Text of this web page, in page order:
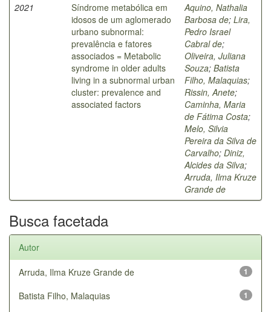
2021
Síndrome metabólica em
idosos de um aglomerado
urbano subnormal:
prevalência e fatores
associados = Metabolic
syndrome in older adults
living in a subnormal urban
cluster: prevalence and
associated factors
Aquino, Nathalia
Barbosa de; Lira,
Pedro Israel
Cabral de;
Oliveira, Juliana
Souza; Batista
Filho, Malaquias;
Rissin, Anete;
Caminha, Maria
de Fátima Costa;
Melo, Silvia
Pereira da Silva de
Carvalho; Diniz,
Alcides da Silva;
Arruda, Ilma Kruze
Grande de
Busca facetada
Autor
1
Arruda, Ilma Kruze Grande de
1
Batista Filho, Malaquias